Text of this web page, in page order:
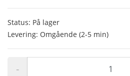
Status: På lager
Levering: Omgående (2-5 min)
-